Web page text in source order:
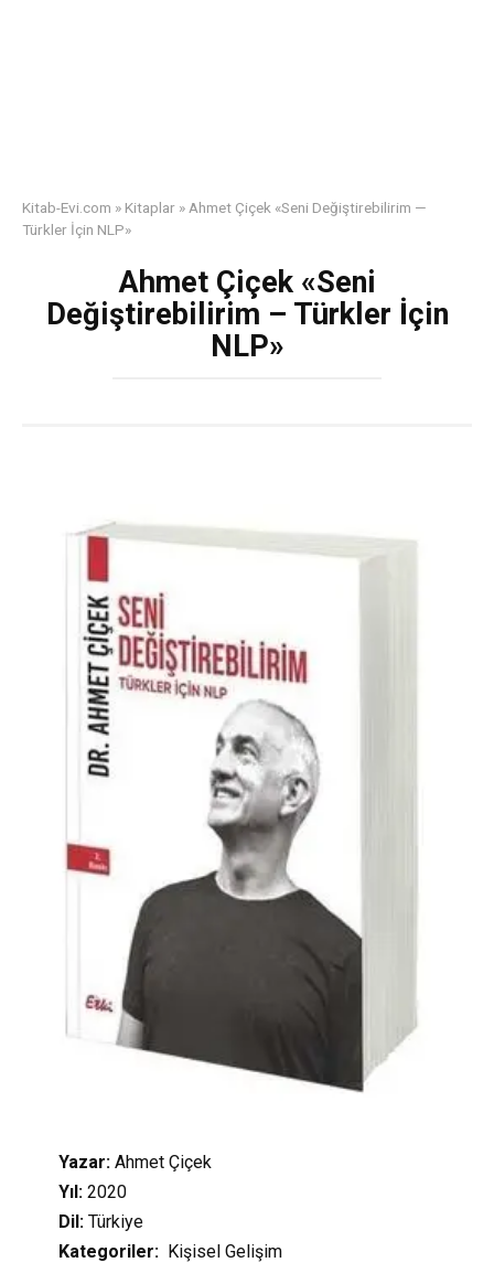
Kitab-Evi.com » Kitaplar » Ahmet Çiçek «Seni Değiştirebilirim —
Türkler İçin NLP»
Ahmet Çiçek «Seni
Değiştirebilirim – Türkler İçin
NLP»
Yazar:Ahmet Çiçek
Yıl:2020
Dil:Türkiye
Kategoriler:Kişisel Gelişim